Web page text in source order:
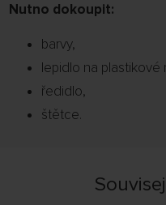
Nutno dokoupit:
barvy,
lepidlo na plastikové
ředidlo,
štětce.